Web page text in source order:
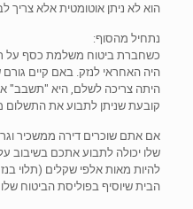
הוא לא ניתן אוטומטית אלא צריך
נתחיל מהסוף:
כשחברת ביטוח משלמת כסף על
היה האחראי לנזק. באם קיים
היתה צריכה לשלם, היא "תשבב"
קובעת שניתן לתבוע את התשלום
אם אתם שוכרים דירה ממשכיר
שלו יכולה לתבוע אתכם בשיבוב
להיות מאות אלפי שקלים (תלוי
הבית שיוסיף בפוליסת הביטוח